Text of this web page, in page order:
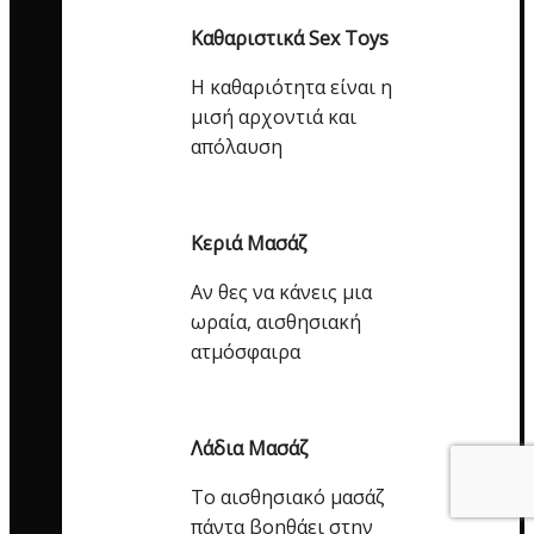
Καθαριστικά Sex Toys
Η καθαριότητα είναι η
μισή αρχοντιά και
απόλαυση
Κεριά Μασάζ
Αν θες να κάνεις μια
ωραία, αισθησιακή
ατμόσφαιρα
Λάδια Μασάζ
Το αισθησιακό μασάζ
πάντα βοηθάει στην